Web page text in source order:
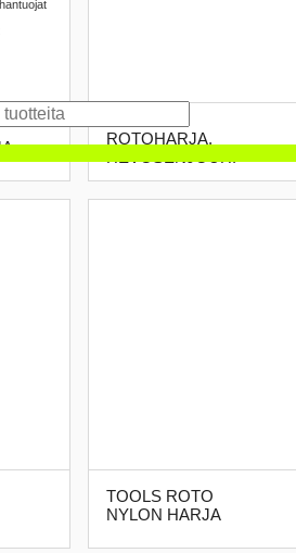
ROTOHARJA,
TOOLS ROTO
NYLON HARJA